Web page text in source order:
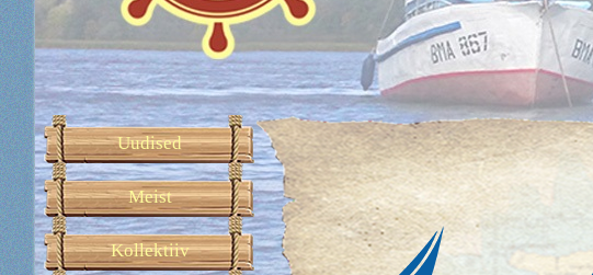
Uudised
Meist
Kollektiiv